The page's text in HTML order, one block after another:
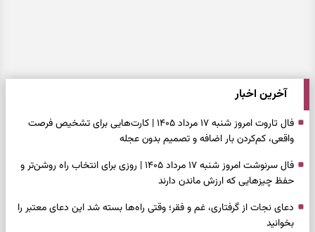
آخرین اخبار
فال تاروت امروز شنبه ۱۷ مرداد ۱۴۰۵ | کارت‌هایی برای تشخیص فرصت
واقعی، کم‌کردن بار اضافه و تصمیم بدون عجله
فال سرنوشت امروز شنبه ۱۷ مرداد ۱۴۰۵ | روزی برای انتخاب راه روشن‌تر و
حفظ چیزهایی که ارزش ماندن دارند
دعای نجات از گرفتاری، غم و فقر؛ وقتی راه‌ها بسته شد این دعای معتبر را
بخوانید